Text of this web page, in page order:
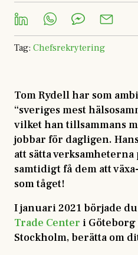
Tag: Chefsrekrytering
Tom Rydell har som
“sveriges mest
vilket han tillsammans
jobbar för dagligen.
att sätta
samtidigt få dem att
som tåget!
I januari 2021 började
Trade Center i Göteborg
Stockholm, berätta om